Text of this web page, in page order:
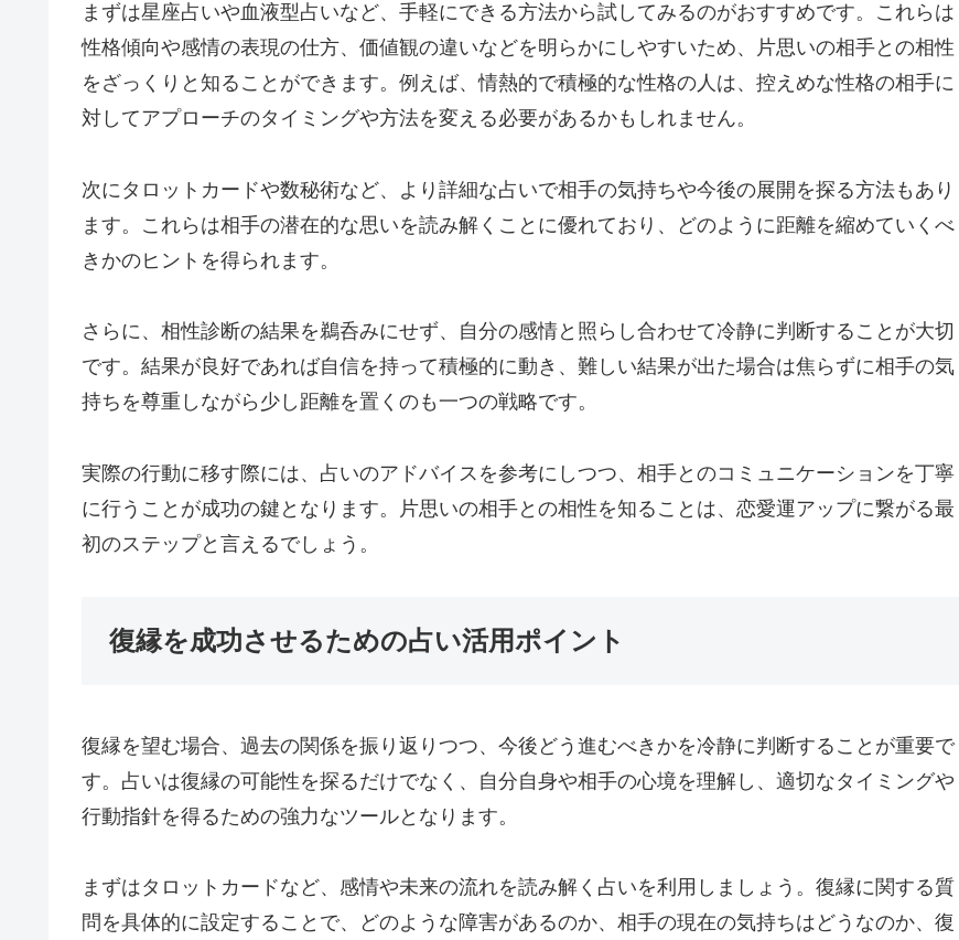
まずは星座占いや血液型占いなど、手軽にできる方法から試してみるのがおすすめです。これらは
性格傾向や感情の表現の仕方、価値観の違いなどを明らかにしやすいため、片思いの相手との相性
をざっくりと知ることができます。例えば、情熱的で積極的な性格の人は、控えめな性格の相手に
対してアプローチのタイミングや方法を変える必要があるかもしれません。
次にタロットカードや数秘術など、より詳細な占いで相手の気持ちや今後の展開を探る方法もあり
ます。これらは相手の潜在的な思いを読み解くことに優れており、どのように距離を縮めていくべ
きかのヒントを得られます。
さらに、相性診断の結果を鵜呑みにせず、自分の感情と照らし合わせて冷静に判断することが大切
です。結果が良好であれば自信を持って積極的に動き、難しい結果が出た場合は焦らずに相手の気
持ちを尊重しながら少し距離を置くのも一つの戦略です。
実際の行動に移す際には、占いのアドバイスを参考にしつつ、相手とのコミュニケーションを丁寧
に行うことが成功の鍵となります。片思いの相手との相性を知ることは、恋愛運アップに繋がる最
初のステップと言えるでしょう。
復縁を成功させるための占い活用ポイント
復縁を望む場合、過去の関係を振り返りつつ、今後どう進むべきかを冷静に判断することが重要で
す。占いは復縁の可能性を探るだけでなく、自分自身や相手の心境を理解し、適切なタイミングや
行動指針を得るための強力なツールとなります。
まずはタロットカードなど、感情や未来の流れを読み解く占いを利用しましょう。復縁に関する質
問を具体的に設定することで、どのような障害があるのか、相手の現在の気持ちはどうなのか、復